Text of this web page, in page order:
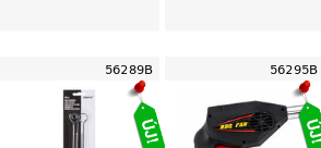
56289B 56295B